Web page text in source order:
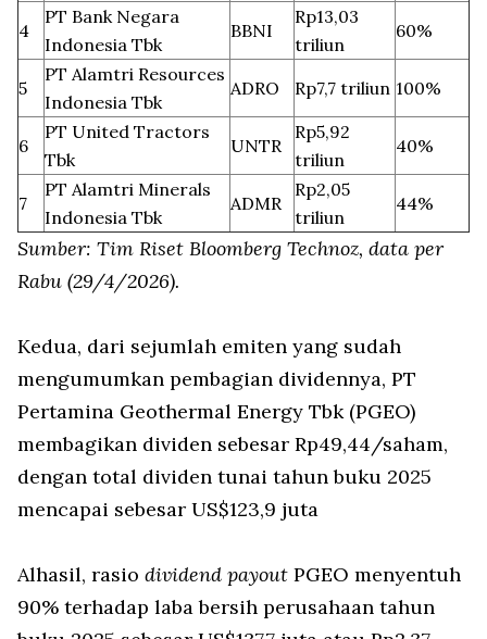
4
PT Bank Negara
Indonesia Tbk
BBNI
Rp13,03
triliun
60%
5
PT Alamtri Resources
Indonesia Tbk
ADRO Rp7,7 triliun 100%
6
PT United Tractors
Tbk
UNTR
Rp5,92
triliun
40%
7
PT Alamtri Minerals
Indonesia Tbk
ADMR
Rp2,05
triliun
44%
Sumber: Tim Riset Bloomberg Technoz, data per
Rabu (29/4/2026).
Kedua, dari sejumlah emiten yang sudah
mengumumkan pembagian dividennya, PT
Pertamina Geothermal Energy Tbk (PGEO)
membagikan dividen sebesar Rp49,44/saham,
dengan total dividen tunai tahun buku 2025
mencapai sebesar US$123,9 juta
Alhasil, rasio dividend payout PGEO menyentuh
90% terhadap laba bersih perusahaan tahun